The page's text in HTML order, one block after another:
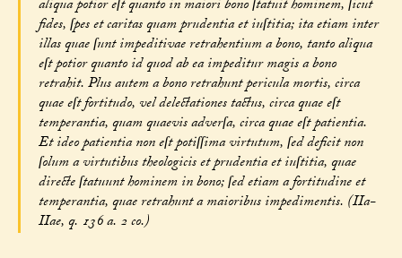
aliqua potior eſt quanto in maiori bono ſtatuit hominem, ſicut
fides, ſpes et caritas quam prudentia et iuſtitia; ita etiam inter
illas quae ſunt impeditivae retrahentium a bono, tanto aliqua
eſt potior quanto id quod ab ea impeditur magis a bono
retrahit. Plus autem a bono retrahunt pericula mortis, circa
quae eſt fortitudo, vel delectationes tactus, circa quae eſt
temperantia, quam quaevis adverſa, circa quae eſt patientia.
Et ideo patientia non eſt potiſſima virtutum, ſed deficit non
ſolum a virtutibus theologicis et prudentia et iuſtitia, quae
directe ſtatuunt hominem in bono; ſed etiam a fortitudine et
temperantia, quae retrahunt a maioribus impedimentis. (IIa-
IIae, q. 136 a. 2 co.)